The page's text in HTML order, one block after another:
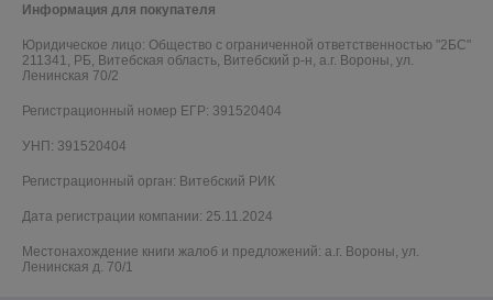
Информация для покупателя
Юридическое лицо: Общество с ограниченной ответственностью "2БС"
211341, РБ, Витебская область, Витебский р-н, а.г. Вороны, ул.
Ленинская 70/2
Регистрационный номер ЕГР: 391520404
УНП: 391520404
Регистрационный орган: Витебский РИК
Дата регистрации компании: 25.11.2024
Местонахождение книги жалоб и предложений: а.г. Вороны, ул.
Ленинская д. 70/1